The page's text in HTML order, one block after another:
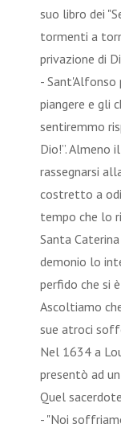
suo libro dei
tormenti a
privazione di
- Sant'Alfonso
piangere e gli
sentiremmo
Dio!”. Almeno
rassegnarsi
costretto a
tempo che lo
Santa
demonio lo
perfido che si
Ascoltiamo
sue atroci
Nel 1634 a
presentò ad
Quel
- "Noi